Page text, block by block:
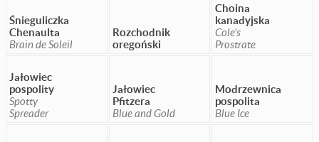
Śnieguliczka
Chenaulta
Brain de Soleil
Rozchodnik
oregoński
Choina
kanadyjska
Cole's
Prostrate
Jałowiec
pospolity
Spotty
Spreader
Jałowiec
Pfitzera
Blue and Gold
Modrzewnica
pospolita
Blue Ice